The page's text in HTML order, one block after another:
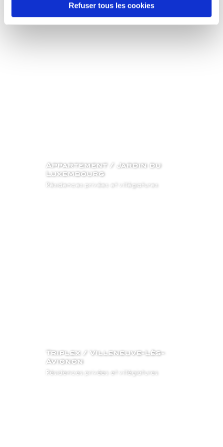
Refuser tous les cookies
Appartement / Jardin du
Luxembourg
Résidences privées et villégiatures
Triplex / Villeneuve-Lès-
Avignon
Résidences privées et villégiatures